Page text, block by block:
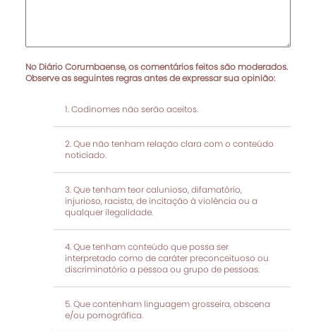
No Diário Corumbaense, os comentários feitos são moderados.
Observe as seguintes regras antes de expressar sua opinião:
Codinomes não serão aceitos.
Que não tenham relação clara com o conteúdo
noticiado.
Que tenham teor calunioso, difamatório,
injurioso, racista, de incitação à violência ou a
qualquer ilegalidade.
Que tenham conteúdo que possa ser
interpretado como de caráter preconceituoso ou
discriminatório a pessoa ou grupo de pessoas.
Que contenham linguagem grosseira, obscena
e/ou pornográfica.